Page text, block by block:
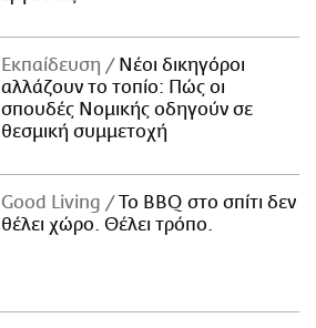
Εκπαίδευση
Νέοι δικηγόροι
αλλάζουν το τοπίο: Πώς οι
σπουδές Νομικής οδηγούν σε
θεσμική συμμετοχή
Good Living
Το BBQ στο σπίτι δεν
θέλει χώρο. Θέλει τρόπο.